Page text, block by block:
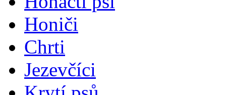
Honiči
Chrti
Jezevčíci